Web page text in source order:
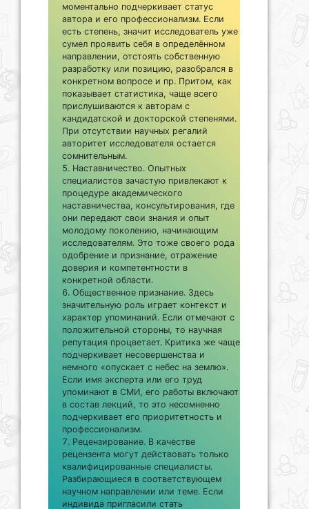
моментально подчеркивает статус
автора и его профессионализм. Если
есть степень, значит исследователь уже
сумел проявить себя в определённом
направлении, отстоять собственную
разработку или позицию, разобрался в
конкретном вопросе и пр. Притом, как
показывает статистика, чаще всего
прислушиваются к авторам с
кандидатской и докторской степенями.
При отсутствии научных регалий
авторитет исследователя остается
сомнительным.
Наставничество. Опытных
специалистов зачастую привлекают к
процедуре академического
наставничества, консультирования, где
они передают свои знания и опыт
молодому поколению, начинающим
исследователям. Это тоже своего рода
одобрение и признание, отражение
доверия и компетентности в
конкретной области.
Общественное признание. Здесь
значительную роль играет контекст и
характер упоминаний. Если отмечают с
положительной стороны, то научная
репутация процветает. Критика же чаще
подчеркивает несовершенства и
немного «опускает с небес на землю».
Если имя эксперта или его труд
упоминают в СМИ, его работы включают
в состав лекций, то это несомненно
подчеркивает его приоритетность и
профессионализм.
Рецензирование. В качестве
рецензента могут действовать только
квалифицированные специалисты.
Разбирающиеся в соответствующем
научном направлении или теме. Если
индивида пригласили стать